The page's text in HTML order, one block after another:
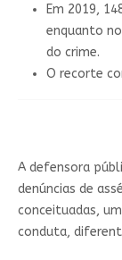
Em 2019,
enquanto
do crime.
O recorte
A defensora
denúncias de
conceituadas,
conduta,